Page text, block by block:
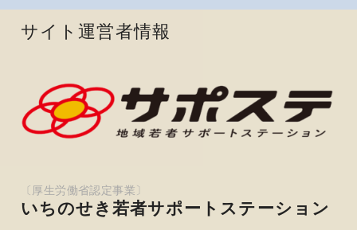
サイト運営者情報
いちのせき若者サポートステーション